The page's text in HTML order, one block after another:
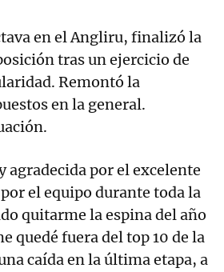
en el Angliru, finalizó la
tras un ejercicio de
Remontó la
en la general.
agradecida por el excelente
el equipo durante toda la
quitarme la espina del año
quedé fuera del top 10 de la
caída en la última etapa, a